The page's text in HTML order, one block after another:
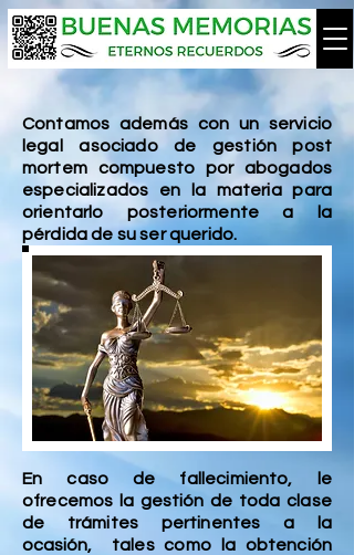
Contamos además con un servicio
legal asociado degestiónpost
mortem compuesto por abogados
especializados en la materia para
orientarlo posteriormente a la
pérdida de su ser querido.
En caso de fallecimiento, le
ofrecemos la gestión de toda clase
de trámites pertinentes a la
ocasión, tales como la obtención